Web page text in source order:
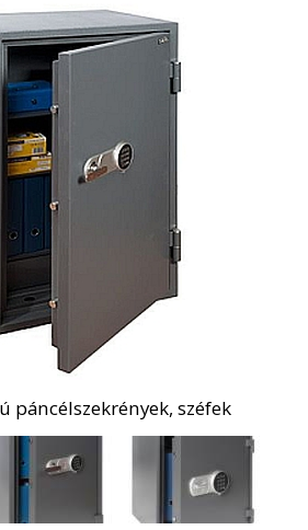
páncélszekrények, széfek